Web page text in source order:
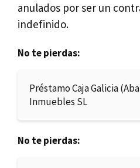
anulados por ser un
indefinido.
No te pierdas:
Préstamo Caja Galicia
Inmuebles SL
No te pierdas: